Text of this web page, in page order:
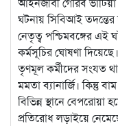
ঘটনায় সিবিআই তদন্তের
নেতৃত্ব পশ্চিমবঙ্গের এই
কর্মসূচির ঘোষণা দিয়েছে।
তৃণমূল কর্মীদের সংযত
মমতা ব্যানার্জি। কিন্তু
বিভিন্ন স্থানে বেপরোয়া
প্রতিরোধ লড়াইয়ে